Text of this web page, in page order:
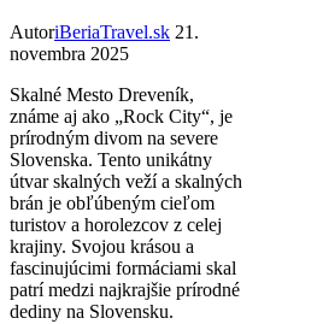
AutoriBeriaTravel.sk 21.
novembra 2025
Skalné Mesto Dreveník,
známe aj ako „Rock City“, je
prírodným divom na severe
Slovenska. Tento unikátny
útvar skalných veží a skalných
brán je obľúbeným cieľom
turistov a horolezcov z celej
krajiny. Svojou krásou a
fascinujúcimi formáciami skal
patrí medzi najkrajšie prírodné
dediny na Slovensku.